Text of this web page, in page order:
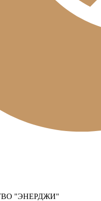
"ЭНЕРДЖИ"